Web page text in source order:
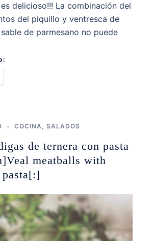
delicioso!!! La combinación del
del piquillo y ventresca de
de parmesano no puede
COCINA, SALADOS
de ternera con pasta
meatballs with